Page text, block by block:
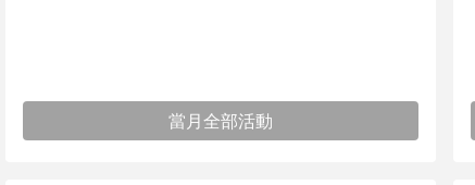
當月全部活動